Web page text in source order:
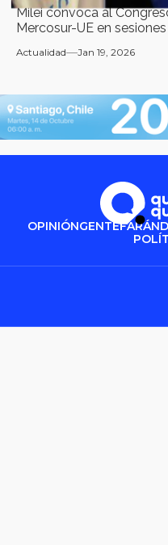
Milei convoca al
Mercosur-UE en
Actualidad Jan 19, 2026
OPINIÓNGENTE